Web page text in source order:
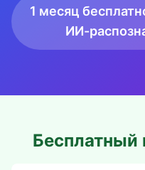
1 месяц
ИИ-
Бесплатный